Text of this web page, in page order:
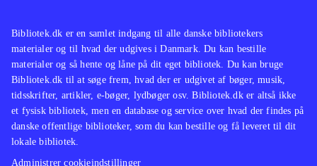
nødvendighed.
Bibliotek.dk er en samlet indgang til alle danske bibliotekers
materialer og til hvad der udgives i Danmark. Du kan bestille
materialer og så hente og låne på dit eget bibliotek. Du kan bruge
Bibliotek.dk til at søge frem, hvad der er udgivet af bøger, musik,
tidsskrifter, artikler, e-bøger, lydbøger osv. Bibliotek.dk er altså ikke
et fysisk bibliotek, men en database og service over hvad der findes på
danske offentlige biblioteker, som du kan bestille og få leveret til dit
lokale bibliotek.
Administrer cookieindstillinger